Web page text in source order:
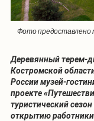
Фото предоставлено
Деревянный терем-
Костромской
России музей-
проекте
туристический
открытию